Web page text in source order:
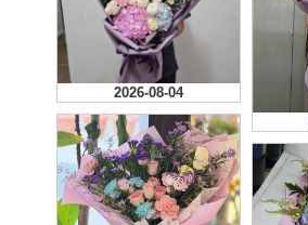
2026-08-04